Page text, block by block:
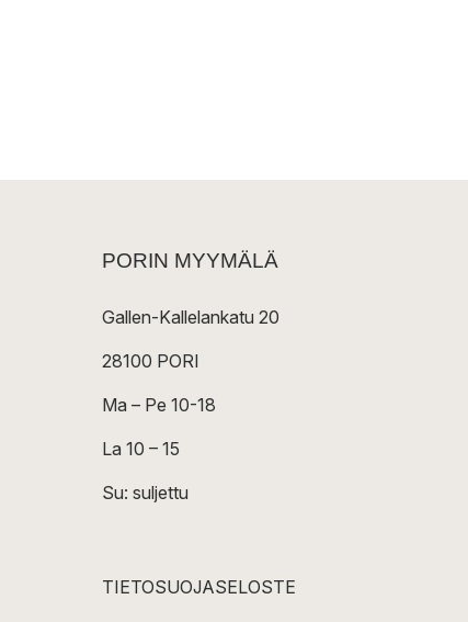
PORIN MYYMÄLÄ
Gallen-Kallelankatu 20
28100 PORI
Ma – Pe 10-18
La 10 – 15
Su: suljettu
TIETOSUOJASELOSTE